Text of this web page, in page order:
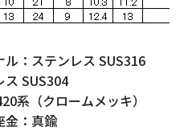
：ステンレス SUS316
SUS304
（クロームメッキ）
：真鍮